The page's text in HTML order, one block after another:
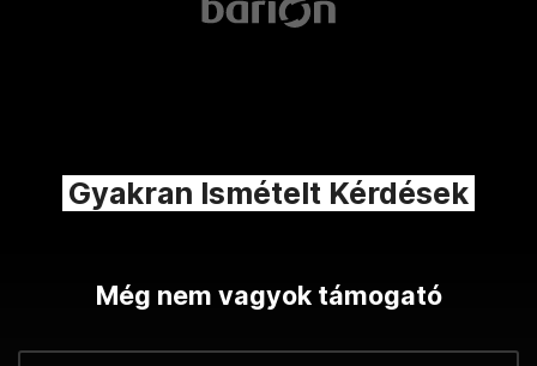
Gyakran Ismételt Kérdések
Még nem vagyok támogató